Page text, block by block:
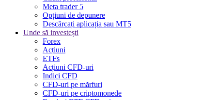
Meta trader 5
Opțiuni de depunere
Descărcați aplicația sau MT5
Unde să investești
Forex
Acțiuni
ETFs
Acțiuni CFD-uri
Indici CFD
CFD-uri pe mărfuri
CFD-uri pe criptomonede